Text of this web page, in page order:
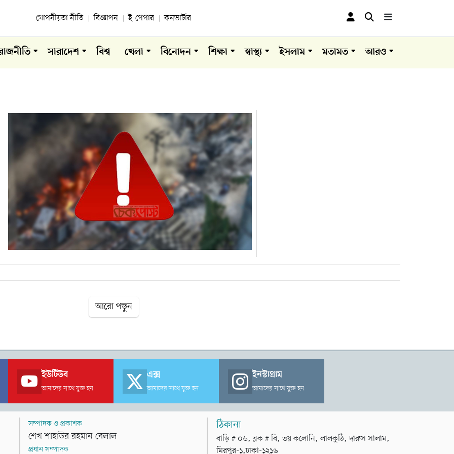
গোপনীয়তা নীতি বিজ্ঞাপন ই-পেপার কনভার্টার
সারাদেশ বিশ্ব খেলা বিনোদন শিক্ষা স্বাস্থ্য ইসলাম মতামত আরও
আরো পড়ুন
ইউটিউব
আমাদের সাথে যুক্ত হন
এক্স
আমাদের সাথে যুক্ত হন
ইনস্টাগ্রাম
আমাদের সাথে যুক্ত হন
সম্পাদক ও প্রকাশক
শেখ শাহাউর রহমান বেলাল
প্রধান সম্পাদক
ঠিকানা
বাড়ি # ০৬, ব্লক # বি, ৩য় কলোনি, লালকুঠি, দারুস সালাম,
মিরপুর-১,ঢাকা-১২১৬